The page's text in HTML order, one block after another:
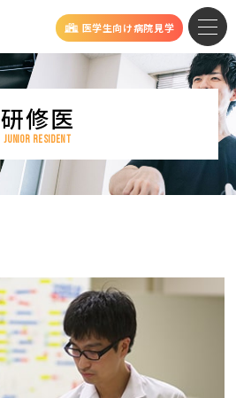
医学生向け病院見学
研修医
JUNIOR RESIDENT